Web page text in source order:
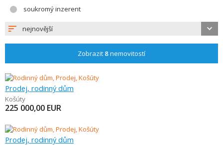
soukromý inzerent
nejnovější
Zobrazit 8nemovitostí
Prodej, rodinný dům
Košúty
225 000,00 EUR
Prodej, rodinný dům